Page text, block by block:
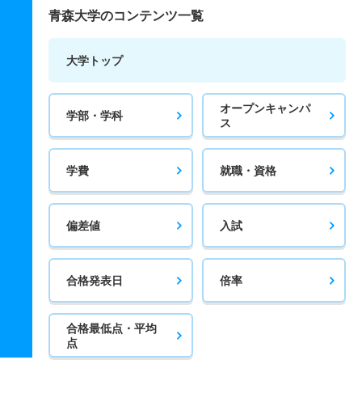
青森大学のコンテンツ一覧
大学トップ
学部・学科
オープンキャンパ
ス
学費 就職・資格
偏差値 入試
合格発表日 倍率
合格最低点・平均
点